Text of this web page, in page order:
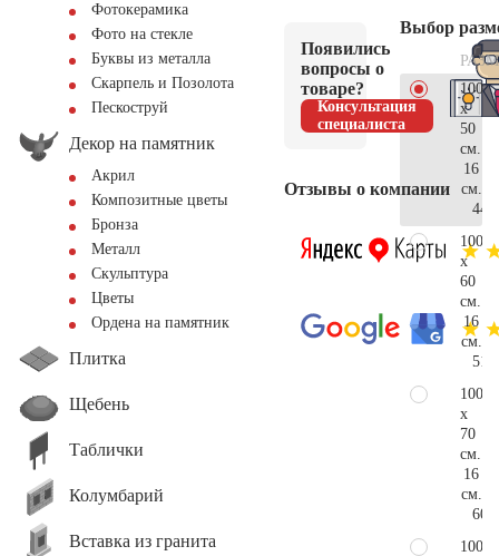
Фотокерамика
Фото на стекле
Буквы из металла
Скарпель и Позолота
Пескоструй
Декор на памятник
Акрил
Композитные цветы
Бронза
Металл
Скульптура
Цветы
Ордена на памятник
Плитка
Щебень
Таблички
Колумбарий
Вставка из гранита
Появились
вопросы о
товаре?
Консультация
специалиста
Отзывы о компании
Выбор
100
x
50
см.
16
см.
100
x
60
см.
16
см.
100
x
70
см.
16
см.
100